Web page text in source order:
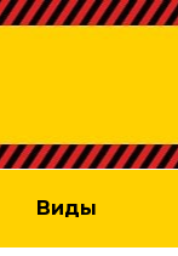
Виды